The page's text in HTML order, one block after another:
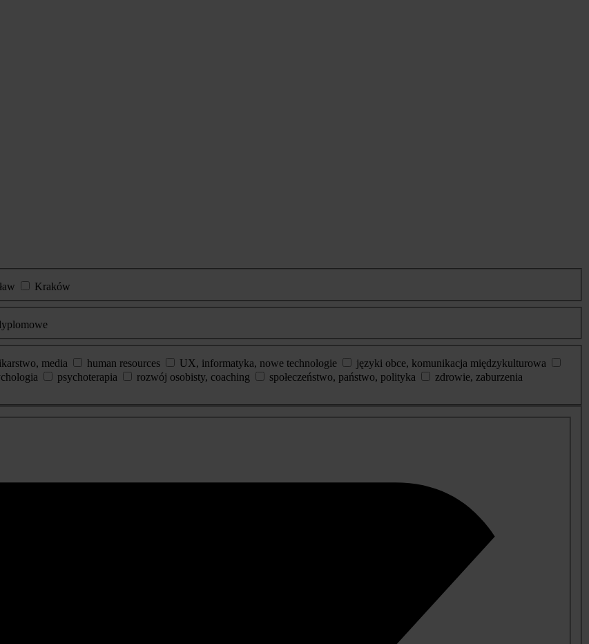
Kraków
media human resources UX, informatyka, nowe technologie
języki obce, komunikacja międzykulturowa
psychoterapia rozwój osobisty, coaching społeczeństwo, państwo, polityka
zdrowie, zaburzenia